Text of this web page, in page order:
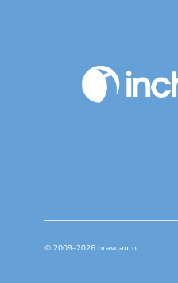
© 2009–2026 bravoauto